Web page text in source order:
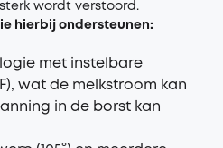
wordt verstoord.
hierbij ondersteunen:
met instelbare
wat de melkstroom kan
in de borst kan